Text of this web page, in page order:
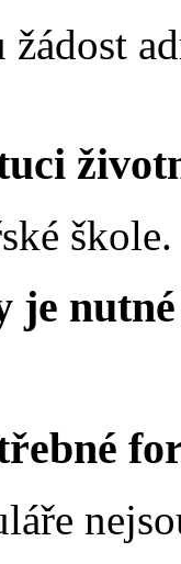
škole.
je